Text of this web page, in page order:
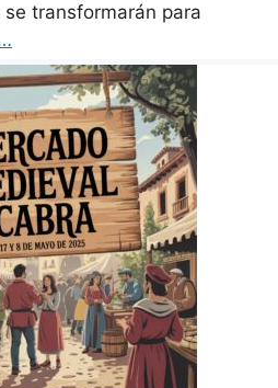
transformarán para